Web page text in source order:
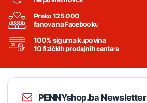
Preko 125.000
fanova na Facebooku
100% sigurna kupovina
10 fizičkih prodajnih centara
PENNYshop.ba Newsletter